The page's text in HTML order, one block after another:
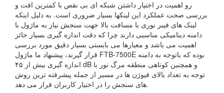
رو اهمیت در اختیار داشتن شبکه ای بی نقص با کمترین افت و
بررسی صحت عملکرد این لینکها بسیار ضروری است. به دلیل اینکه
لینک های فیبر نوری با مسافت بالا جهت سنجش نیاز به ماژول با
دامنه دینامیکی مناسبی دارند چرا که دقت اندازه گیری بسیار حائز
اهمیت می باشد و معیارها می بایستی بسیار دقیق مورد بررسی
قرار گیرند، پیشنهاد ما ماژول FTB-7500E بوده که باتوجه به دامنه
اندازه گیری بیش از ۴۵ dB و همچنین کوتاهی منطقه مرگ نور با
توجه به تعداد بالای فیوژن ها در مسیر از جمله پیشرفته ترین روش
های سنجش را در اختیار کاربران قرار می دهد.